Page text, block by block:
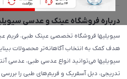
درباره فروشگاه عینک و عدسی
سیویلیها فروشگاه تخصصی عینک طبی، فریم
هدف کمک به انتخاب آگاهانه‌تر محصولات
سیویلیها می‌توانید انواع عدسی طبی، عدسی
تدریجی، دبل آسفریک و فریم‌های طبی را